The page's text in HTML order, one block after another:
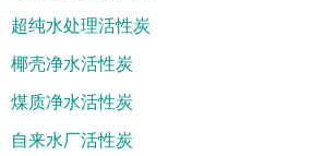
超纯水处理活性炭
椰壳净水活性炭
煤质净水活性炭
自来水厂活性炭